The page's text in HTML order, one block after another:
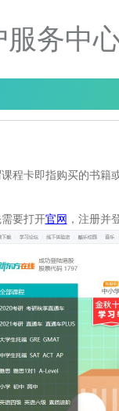
服务中
课程卡即指购买的书籍
要打开官网 ，注册并